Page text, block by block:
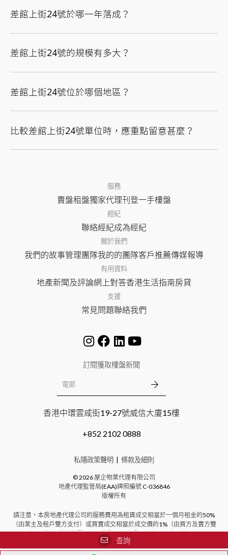
差館上街24號於哪一年落成？
差館上街24號的規模有多大？
差館上街24號位於哪個地區？
比較差館上街24號單位時，應重點留意甚麼？
服務
賣盤租盤獨家代理刊登一手樓盤
經紀
聯絡經紀成為經紀
關於我們
我們的故事管理團隊我的的團隊客戶推薦傳媒報導
有用資料
地產新聞及評論網上對答香港生活指南房貸
支援
常見問題聯絡我們
訂閱獲取樓盤新聞
香港中環雲咸街19-27號威信大廈15樓
+852 2102 0888
私隱政策聲明 條款及細則
©2026屋企物業代理有限公司
地產代理監管局(EAA)牌照編號C-036846
版權所有
請注意，本房地產代理公司的服務費用為租賃成交相當於一個月租金的50%
（由業主及租戶雙方支付）或買賣成交相當於成交價的1%（由買方及賣方雙
方支付）。對於新發展項目的購買，本公司不向買方收取費用。
查詢